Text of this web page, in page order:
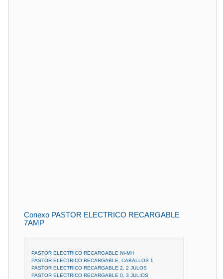
Conexo PASTOR ELECTRICO RECARGABLE
7AMP
PASTOR ELECTRICO RECARGABLE NI-MH
PASTOR ELECTRICO RECARGABLE, CABALLOS 1
PASTOR ELECTRICO RECARGABLE 2, 2 JULOS
PASTOR ELECTRICO RECARGABLE 0, 3 JULIOS